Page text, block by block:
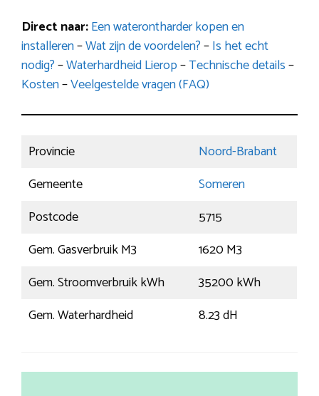
Direct naar:Een waterontharder kopen en
installeren–Wat zijn de voordelen?–Is het echt
nodig?–Waterhardheid Lierop–Technische details–
Kosten–Veelgestelde vragen (FAQ)
Provincie
Noord-Brabant
Gemeente
Someren
Postcode
5715
Gem. Gasverbruik M3
1620 M3
Gem. Stroomverbruik kWh
35200 kWh
Gem. Waterhardheid
8.23 dH